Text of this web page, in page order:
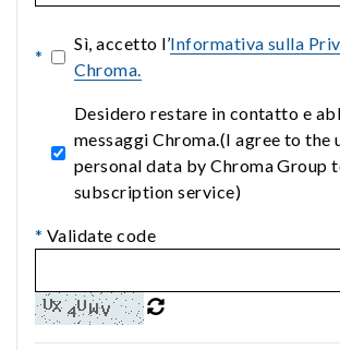
*
Sì, accetto l’Informativa sulla
Chroma.
Desidero restare in contatto e
messaggi Chroma.(I agree to the
personal data by Chroma Group
subscription service)
* Validate code